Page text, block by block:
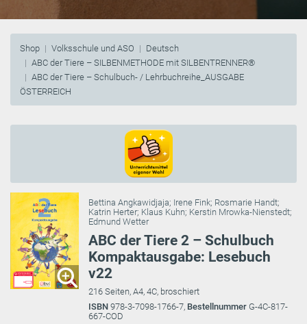
Shop Volksschule und ASO
Deutsch
ABC der Tiere – SILBENMETHODE mit SILBENTRENNER®
ABC der Tiere – Schulbuch- / Lehrbuchreihe_AUSGABE
ÖSTERREICH
Bettina Angkawidjaja; Irene Fink; Rosmarie Handt;
Katrin Herter; Klaus Kuhn; Kerstin Mrowka-Nienstedt;
Edmund Wetter
ABC der Tiere 2 – Schulbuch
Kompaktausgabe: Lesebuch
v22
216 Seiten, A4, 4C, broschiert
ISBN 978-3-7098-1766-7, Bestellnummer G-4C-817-
667-COD